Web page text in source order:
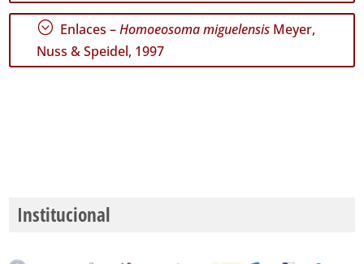
; Enlaces –Homoeosoma miguelensis Meyer,
Nuss & Speidel, 1997
Institucional